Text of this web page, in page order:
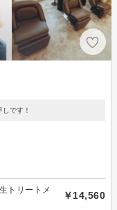
です！
トリートメ
￥14,560